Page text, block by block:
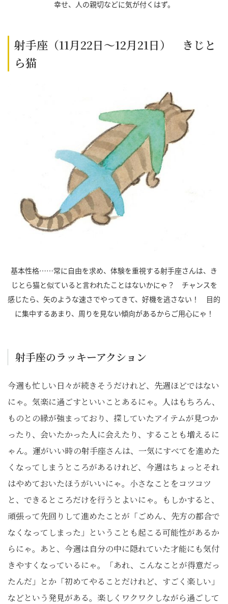
幸せ、人の親切などに気が付くはず。
射手座（11月22日～12月21日） きじと
ら猫
基本性格……常に自由を求め、体験を重視する射手座さんは、き
じとら猫と似ていると言われたことはないかにゃ？ チャンスを
感じたら、矢のような速さでやってきて、好機を逃さない！ 目的
に集中するあまり、周りを見ない傾向があるからご用心にゃ！
射手座のラッキーアクション
今週も忙しい日々が続きそうだけれど、先週ほどではない
にゃ。気楽に過ごすといいことあるにゃ。人はもちろん、
ものとの縁が強まっており、探していたアイテムが見つか
ったり、会いたかった人に会えたり、することも増えるに
ゃん。運がいい時の射手座さんは、一気にすべてを進めた
くなってしまうところがあるけれど、今週はちょっとそれ
はやめておいたほうがいいにゃ。小さなことをコツコツ
と、できるところだけを行うとよいにゃ。もしかすると、
頑張って先回りして進めたことが「ごめん、先方の都合で
なくなってしまった」ということも起こる可能性があるか
らにゃ。あと、今週は自分の中に隠れていた才能にも気付
きやすくなっているにゃ。「あれ、こんなことが得意だっ
たんだ」とか「初めてやることだけれど、すごく楽しい」
などという発見がある。楽しくワクワクしながら過ごして